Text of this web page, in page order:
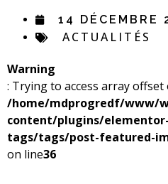
Warning
: Trying to access array
/home/mdprogredf/www/
content/plugins/
tags/tags/post-featured-
on line36
14 DÉCEMBRE
ACTUALITÉS